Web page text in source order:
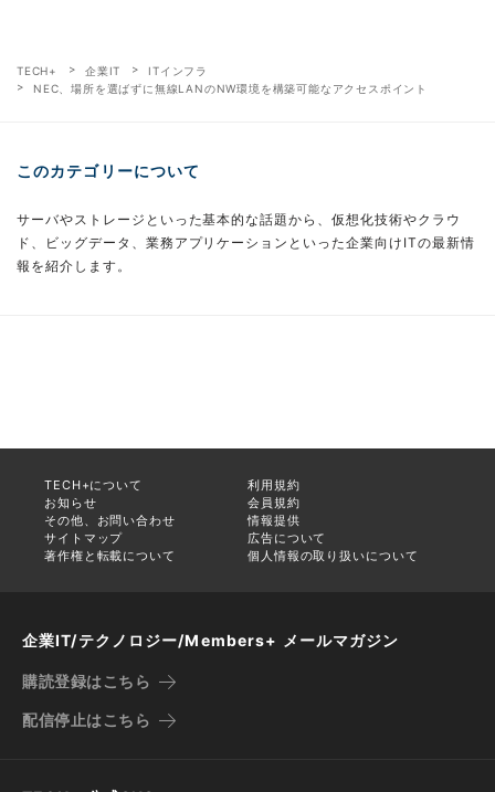
TECH+ 企業IT
ITインフラ
NEC、場所を選ばずに無線LANのNW環境を構築可能なアクセスポイント
このカテゴリーについて
サーバやストレージといった基本的な話題から、仮想化技術やクラウ
ド、ビッグデータ、業務アプリケーションといった企業向けITの最新情
報を紹介します。
TECH+について
利用規約
お知らせ
会員規約
その他、お問い合わせ
情報提供
サイトマップ
広告について
著作権と転載について
個人情報の取り扱いについて
企業IT/テクノロジー/Members+ メールマガジン
購読登録はこちら
配信停止はこちら